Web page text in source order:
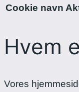
Cookie navn
Hvem
Vores